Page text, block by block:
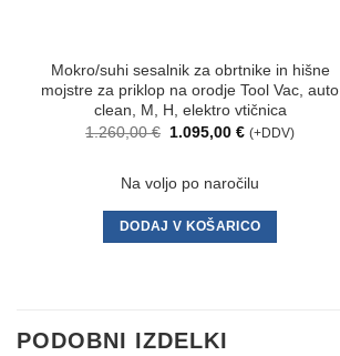
Mokro/suhi sesalnik za obrtnike in hišne
mojstre za priklop na orodje Tool Vac, auto
clean, M, H, elektro vtičnica
1.260,00€ Izvirna
bila:
1.260,00 €.
1.095,00€Trenutna
1.095,00 €.
(+DDV)
Na voljo po naročilu
DODAJ V KOŠARICO
PODOBNI IZDELKI